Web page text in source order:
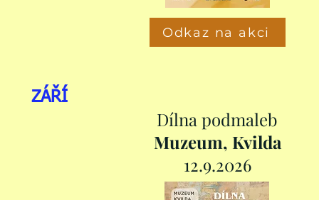
Odkaz na akci
ZÁŘÍ
Dílna podmaleb
Muzeum, Kvilda
12.9.2026